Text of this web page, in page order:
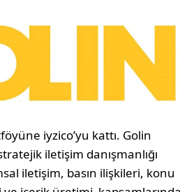
iyzico’yu kattı. Golin
iletişim danışmanlığı
iletişim, basın ilişkileri, konu